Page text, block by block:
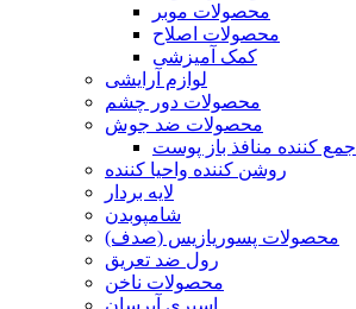
محصولات موبر
محصولات اصلاح
کمک آمیزشی
لوازم آرایشی
محصولات دور چشم
محصولات ضد جوش
جمع کننده منافذ باز پوست
روشن کننده واحیا کننده
لایه بردار
شامپوبدن
محصولات پسوریازیس (صدف)
رول ضد تعریق
محصولات ناخن